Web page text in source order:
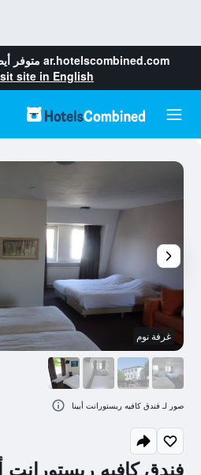
ar.hotelscombined.com متوفر
site in English
فندق كافيه ريستورانت
غرفة نوم
صور لـ فندق كافيه ريستورانت أبينا